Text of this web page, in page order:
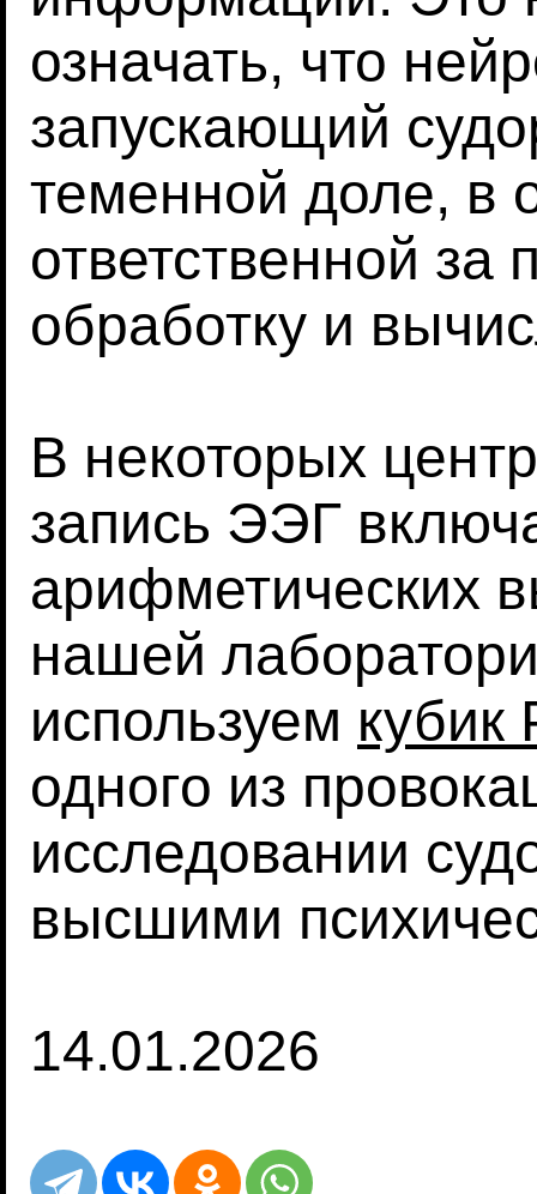
означать, что
запускающий
теменной доле, в
ответственной за
обработку и
В некоторых
запись ЭЭГ
арифметических
нашей
используем кубик
одного из
исследовании
высшими
14.01.2026